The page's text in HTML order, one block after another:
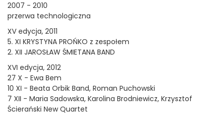
2007 - 2010
przerwa technologiczna
XV edycja, 2011
5. XI KRYSTYNA PROŃKO z zespołem
2. XII JAROSŁAW ŚMIETANA BAND
XVI edycja, 2012
27 X - Ewa Bem
10 XI - Beata Orbik Band, Roman Puchowski
7 XII - Maria Sadowska, Karolina Brodniewicz, Krzysztof
Ścierański New Quartet